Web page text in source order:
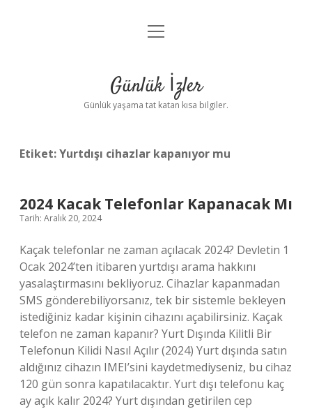
Anasayfa
Yasal Uyarı
menüyü
Günlük İzler
Günlük yaşama tat katan kısa bilgiler.
Etiket:Yurtdışı cihazlar kapanıyor mu
2024 Kacak Telefonlar Kapanacak Mı
Tarih: Aralık 20, 2024
Kaçak telefonlar ne zaman açılacak 2024? Devletin 1
Ocak 2024’ten itibaren yurtdışı arama hakkını
yasalaştırmasını bekliyoruz. Cihazlar kapanmadan
SMS gönderebiliyorsanız, tek bir sistemle bekleyen
istediğiniz kadar kişinin cihazını açabilirsiniz. Kaçak
telefon ne zaman kapanır? Yurt Dışında Kilitli Bir
Telefonun Kilidi Nasıl Açılır (2024) Yurt dışında satın
aldığınız cihazın IMEI’sini kaydetmediyseniz, bu cihaz
120 gün sonra kapatılacaktır. Yurt dışı telefonu kaç
ay açık kalır 2024? Yurt dışından getirilen cep